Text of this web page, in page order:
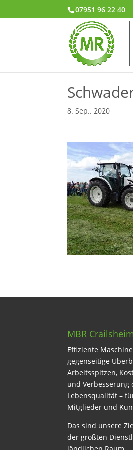
07951 96 22 40
8. Sep.. 2020
MBR
Effiziente
gegenseitige
Arbeitsspitzen,
und Verbesserung
Lebensqualität –
Mitglieder und
Das sind unsere
der größten